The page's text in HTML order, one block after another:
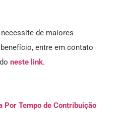
de maiores
entre em contato
neste link.
Por Tempo de Contribuição